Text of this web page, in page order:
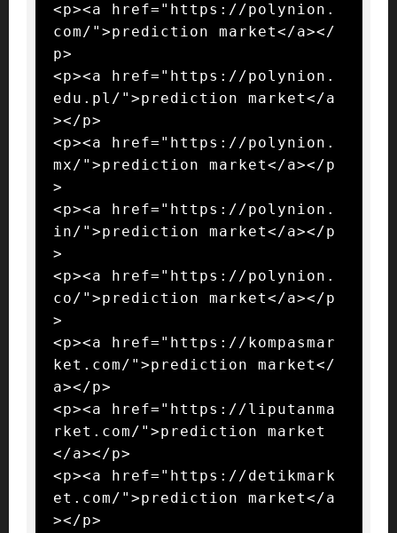
<p><a href="https://polynion.
com/">prediction market</a></
p>
<p><a href="https://polynion.
edu.pl/">prediction market</a
></p>
<p><a href="https://polynion.
mx/">prediction market</a></p
>
<p><a href="https://polynion.
in/">prediction market</a></p
>
<p><a href="https://polynion.
co/">prediction market</a></p
>
<p><a href="https://kompasmar
ket.com/">prediction market</
a></p>
<p><a href="https://liputanma
rket.com/">prediction market
</a></p>
<p><a href="https://detikmark
et.com/">prediction market</a
></p>